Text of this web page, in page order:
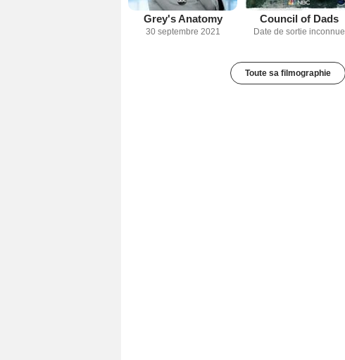
Grey's Anatomy
30 septembre 2021
Council of Dads
Date de sortie inconnue
Toute sa filmographie